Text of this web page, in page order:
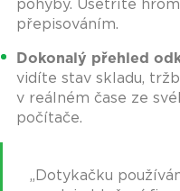
pohyby. Ušetříte
přepisováním.
Dokonalý přehled
vidíte stav skladu,
v reálném čase ze
počítače.
„Dotykačku